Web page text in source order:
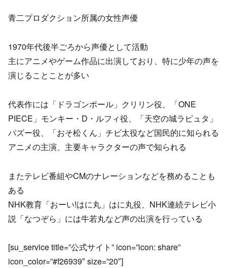
青二プロダクション所属の女性声優
1970年代後半ごろから声優として活動
主にアニメやゲーム作品に出演しており、特に少年の声を
演じることことが多い
代表作には「ドラゴンボール」クリリン役、「ONE
PIECE」モンキー・D・ルフィ役、「天空の城ラピュタ」
パズー役、「おそ松くん」チビ太役など国民的に知られる
アニメの主演、主要キャラクターの声で知られる
またテレビ番組やCMのナレーションなどを務めることも
ある
NHK教育「おーい!はに丸」はに丸役、NHK連続テレビ小
説「なつぞら」には牛若丸など声の出演を行っている
[su_service title=”公式サイト” icon=”icon: share”
icon_color=”#f26939″ size=”20″]